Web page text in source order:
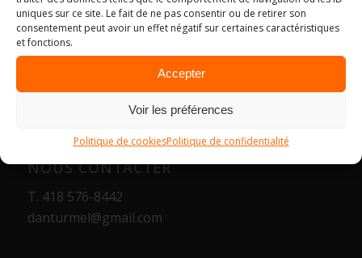
uniques sur ce site. Le fait de ne pas consentir ou de retirer son
consentement peut avoir un effet négatif sur certaines caractéristiques
et fonctions.
Accepter
Voir les préférences
Politique de cookiesPolitique de confidentialité
NOUS CONTACTER
T. 418 576-8442
danturmel@gmail.com